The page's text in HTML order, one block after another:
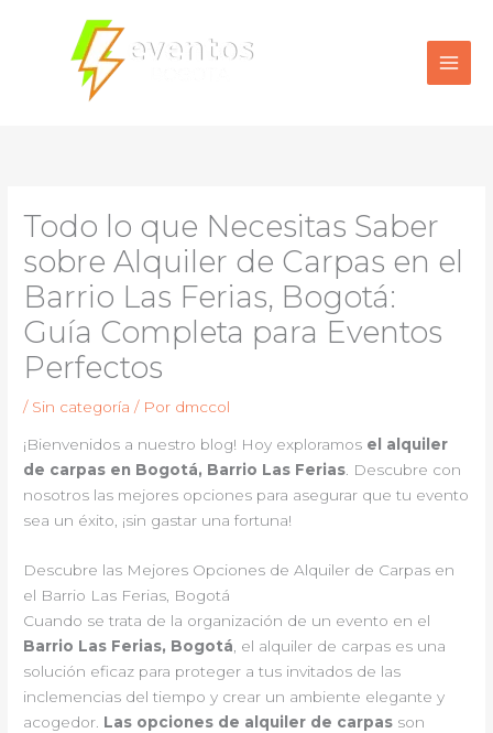
contenido
Todo lo que Necesitas Saber
sobre Alquiler de Carpas en el
Barrio Las Ferias, Bogotá:
Guía Completa para Eventos
Perfectos
/ Sin categoría / Por dmccol
¡Bienvenidos a nuestro blog! Hoy exploramos el alquiler
de carpas en Bogotá, Barrio Las Ferias. Descubre con
nosotros las mejores opciones para asegurar que tu evento
sea un éxito, ¡sin gastar una fortuna!
Descubre las Mejores Opciones de Alquiler de Carpas en
el Barrio Las Ferias, Bogotá
Cuando se trata de la organización de un evento en el
Barrio Las Ferias, Bogotá , el alquiler de carpas es una
solución eficaz para proteger a tus invitados de las
inclemencias del tiempo y crear un ambiente elegante y
acogedor. Las opciones de alquiler de carpas son